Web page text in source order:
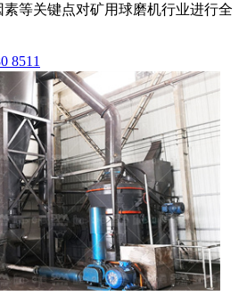
等关键点对矿用球磨机行业进行全
8511